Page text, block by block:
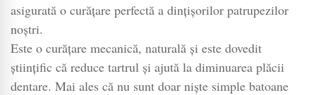
asigurată o curățare perfectă a dințișorilor patrupezilor
noștri.
Este o curățare mecanică, naturală și este dovedit
științific că reduce tartrul și ajută la diminuarea plăcii
dentare. Mai ales că nu sunt doar niște simple batoane